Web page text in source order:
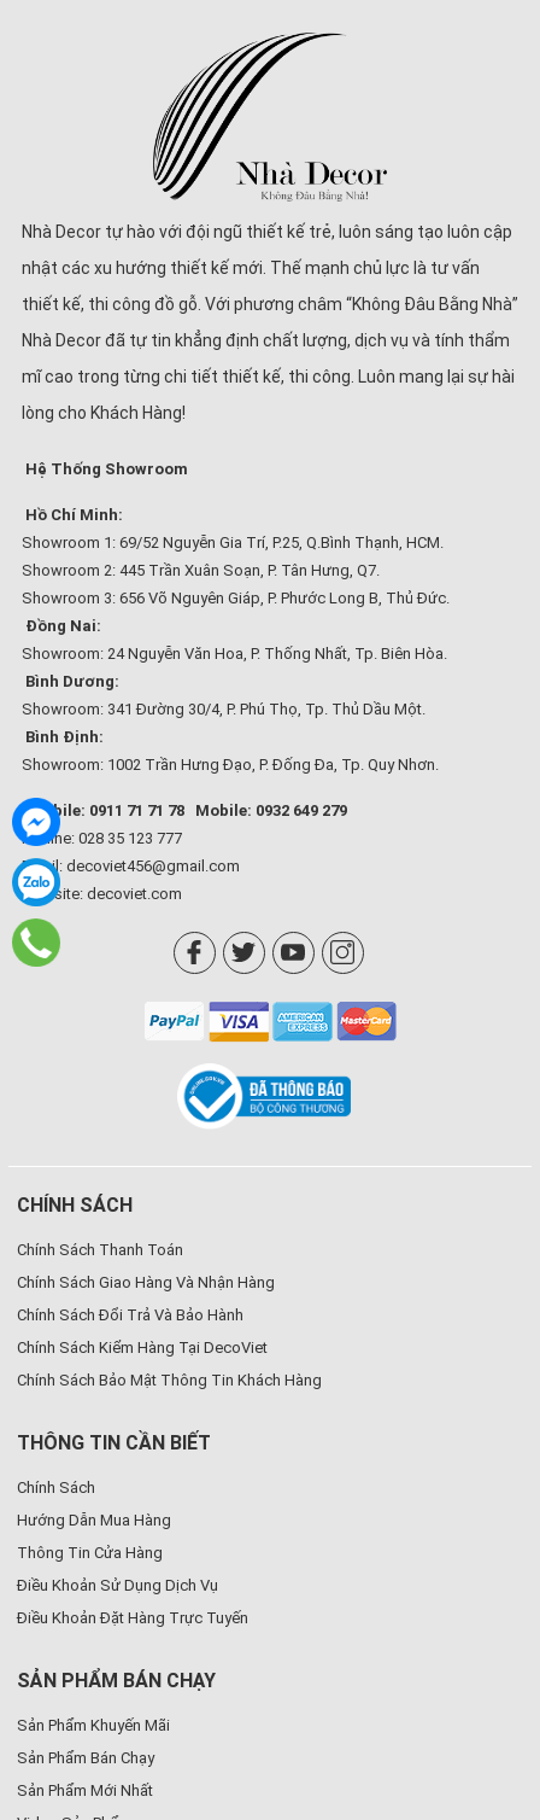
Nhà Decor tự hào với đội ngũ thiết kế trẻ, luôn sáng tạo luôn cập
nhật các xu hướng thiết kế mới. Thế mạnh chủ lực là tư vấn
thiết kế, thi công đồ gỗ. Với phương châm “Không Đâu Bằng Nhà”
Nhà Decor đã tự tin khẳng định chất lượng, dịch vụ và tính thẩm
mĩ cao trong từng chi tiết thiết kế, thi công. Luôn mang lại sự hài
lòng cho Khách Hàng!
Hệ Thống Showroom
Hồ Chí Minh:
Showroom 1: 69/52 Nguyễn Gia Trí, P.25, Q.Bình Thạnh, HCM.
Showroom 2: 445 Trần Xuân Soạn, P. Tân Hưng, Q7.
Showroom 3: 656 Võ Nguyên Giáp, P. Phước Long B, Thủ Đức.
Đồng Nai:
Showroom: 24 Nguyễn Văn Hoa, P. Thống Nhất, Tp. Biên Hòa.
Bình Dương:
Showroom: 341 Đường 30/4, P. Phú Thọ, Tp. Thủ Dầu Một.
Bình Định:
Showroom: 1002 Trần Hưng Đạo, P. Đống Đa, Tp. Quy Nhơn.
Mobile: 0911 71 71 78
Mobile: 0932 649 279
Hotline: 028 35 123 777
Email: decoviet456@gmail.com
Website: decoviet.com
CHÍNH SÁCH
Chính Sách Thanh Toán
Chính Sách Giao Hàng Và Nhận Hàng
Chính Sách Đổi Trả Và Bảo Hành
Chính Sách Kiểm Hàng Tại DecoViet
Chính Sách Bảo Mật Thông Tin Khách Hàng
THÔNG TIN CẦN BIẾT
Chính Sách
Hướng Dẫn Mua Hàng
Thông Tin Cửa Hàng
Điều Khoản Sử Dụng Dịch Vụ
Điều Khoản Đặt Hàng Trực Tuyến
SẢN PHẨM BÁN CHẠY
Sản Phẩm Khuyến Mãi
Sản Phẩm Bán Chạy
Sản Phẩm Mới Nhất